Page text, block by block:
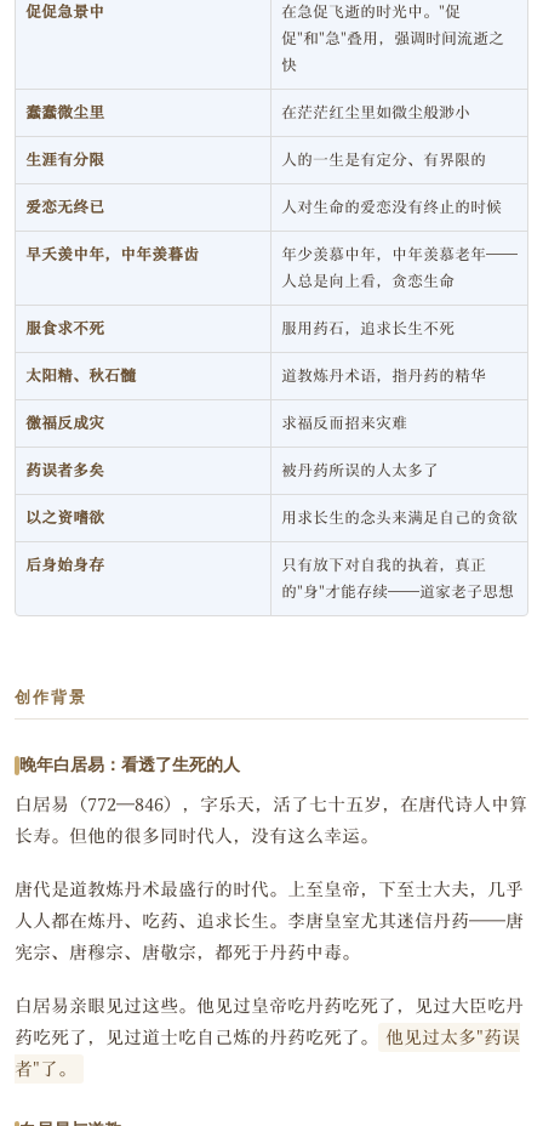
促促急景中
在急促飞逝的时光中。"促
促"和"急"叠用，强调时间流逝之
快
蠢蠢微尘里 在茫茫红尘里如微尘般渺小
生涯有分限 人的一生是有定分、有界限的
爱恋无终已 人对生命的爱恋没有终止的时候
早夭羡中年，中年羡暮齿
年少羡慕中年，中年羡慕老年——
人总是向上看，贪恋生命
服食求不死 服用药石，追求长生不死
太阳精、秋石髓 道教炼丹术语，指丹药的精华
徼福反成灾 求福反而招来灾难
药误者多矣 被丹药所误的人太多了
以之资嗜欲 用求长生的念头来满足自己的贪欲
后身始身存
只有放下对自我的执着，真正
的"身"才能存续——道家老子思想
创作背景
晚年白居易：看透了生死的人
白居易（772—846），字乐天，活了七十五岁，在唐代诗人中算
长寿。但他的很多同时代人，没有这么幸运。
唐代是道教炼丹术最盛行的时代。上至皇帝，下至士大夫，几乎
人人都在炼丹、吃药、追求长生。李唐皇室尤其迷信丹药——唐
宪宗、唐穆宗、唐敬宗，都死于丹药中毒。
白居易亲眼见过这些。他见过皇帝吃丹药吃死了，见过大臣吃丹
药吃死了，见过道士吃自己炼的丹药吃死了。
他见过太多"药误
者"了。